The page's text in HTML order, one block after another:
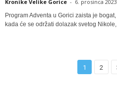
Kronike Velike Gorice - 6. prosinca 2023
Program Adventa u Gorici zaista je
kada će se održati dolazak svetog
1 2